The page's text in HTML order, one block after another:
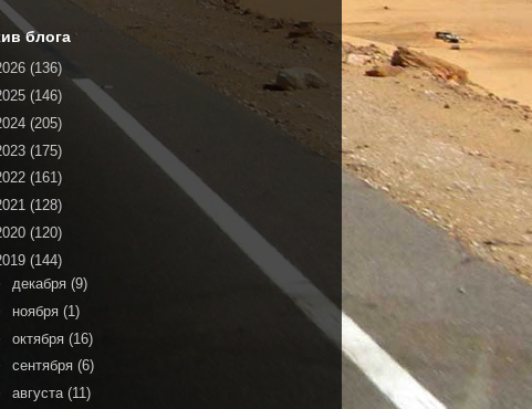
блога
(136)
(146)
(205)
(175)
(161)
(128)
(120)
(144)
декабря (9)
ноября (1)
октября (16)
сентября (6)
августа (11)